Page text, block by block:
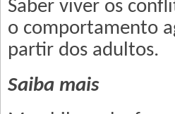
Saber viver os
o comportamento
partir dos adultos.
Saiba mais